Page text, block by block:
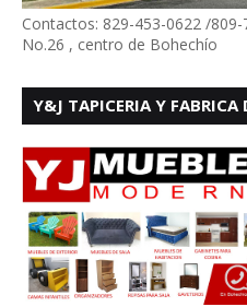
Contactos: 829-453-0622 /
No.26 , centro de Bohechío
Y&J TAPICERIA Y FABRICA